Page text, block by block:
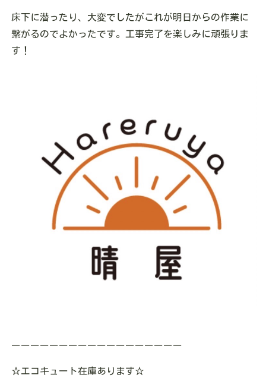
床下に潜ったり、大変でしたがこれが明日からの作業に
繋がるのでよかったです。工事完了を楽しみに頑張りま
す！
ーーーーーーーーーーーーーーーーーー
☆エコキュート在庫あります☆